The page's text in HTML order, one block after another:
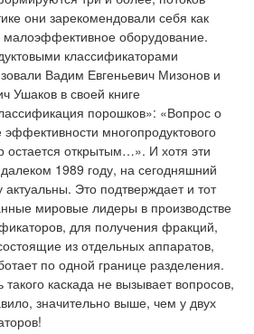
они зарекомендовали себя как
малоэффективное оборудование.
классификаторами
Вадим Евгеньевич Мизонов и
Ушаков в своей книге
порошков»: «Вопрос о
многопродуктового
остается открытым…». И хотя эти
1989 году, на сегодняшний
Это подтверждает и тот
мировые лидеры в производстве
для получения фракций,
из отдельных аппаратов,
по одной границе разделения.
каскада не вызывает вопросов,
значительно выше, чем у двух